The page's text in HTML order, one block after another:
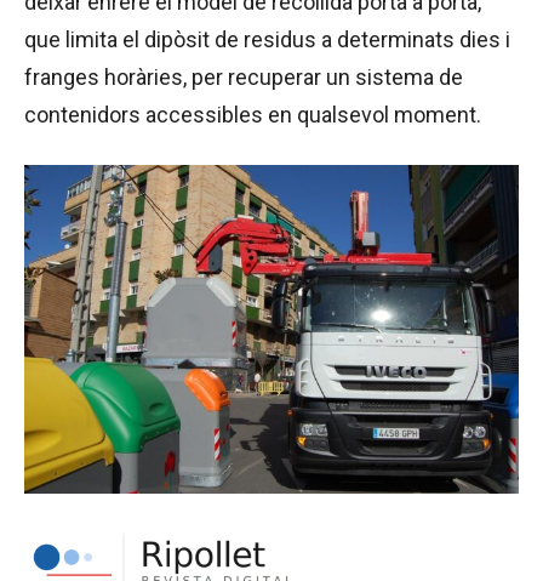
que limita el dipòsit de residus a determinats dies i
franges horàries, per recuperar un sistema de
contenidors accessibles en qualsevol moment.